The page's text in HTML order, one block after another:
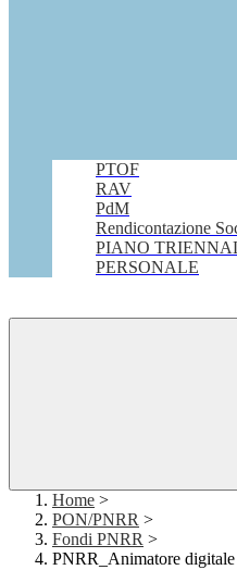
PTOF
RAV
PdM
Rendicontazione
PIANO
PERSONALE
Home >
PON/PNRR >
Fondi PNRR >
PNRR_Animatore digitale